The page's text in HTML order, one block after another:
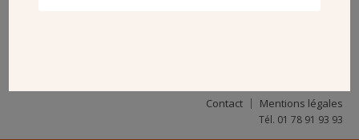
Contact Mentions légales
Tél. 01 78 91 93 93